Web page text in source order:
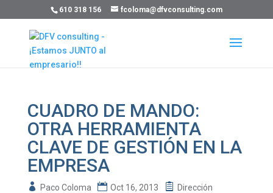
610 318 156 fcoloma@dfvconsulting.com
CUADRO DE MANDO:
OTRA HERRAMIENTA
CLAVE DE GESTIÓN EN LA
EMPRESA
Paco Coloma Oct 16, 2013
Dirección